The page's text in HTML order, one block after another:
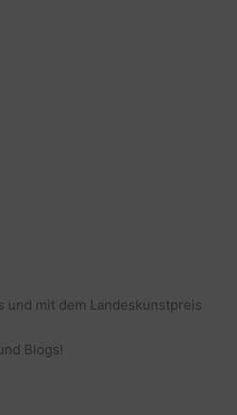
und mit dem Landeskunstpreis
Blogs!